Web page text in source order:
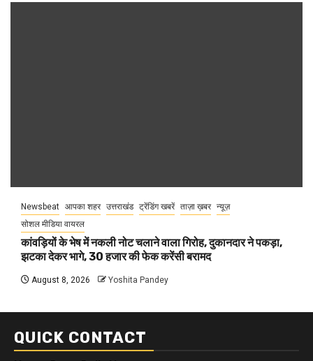
Newsbeat आपका शहर उत्तराखंड ट्रेंडिंग खबरें ताज़ा ख़बर न्यूज़
सोशल मीडिया वायरल
कांवड़ियों के भेष में नकली नोट चलाने वाला गिरोह, दुकानदार ने पकड़ा,
झटका देकर भागे, 30 हजार की फेक करेंसी बरामद
August 8, 2026 Yoshita Pandey
QUICK CONTACT